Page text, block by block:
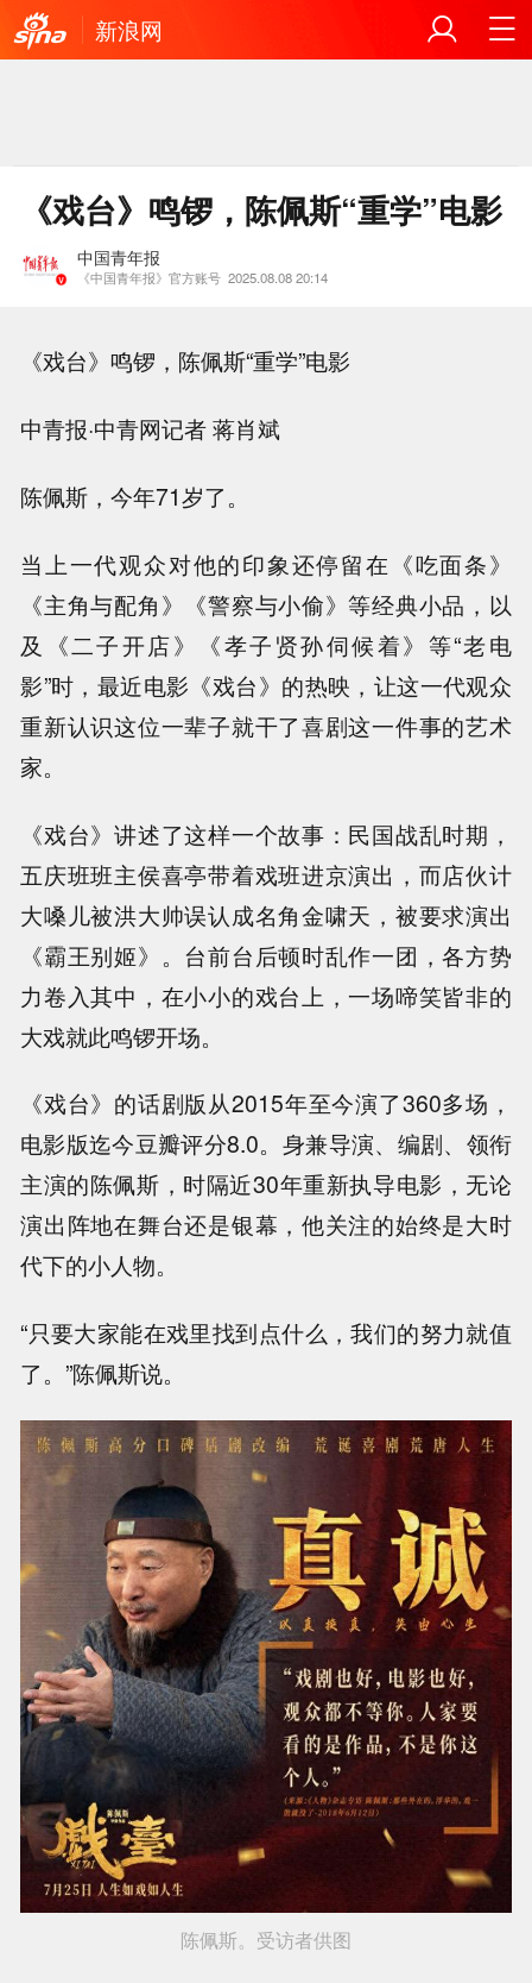
新浪网
《戏台》鸣锣，陈佩斯“重学”电影
中国青年报
《中国青年报》官方账号 2025.08.08 20:14
《戏台》鸣锣，陈佩斯“重学”电影
中青报·中青网记者 蒋肖斌
陈佩斯，今年71岁了。
当上一代观众对他的印象还停留在《吃面条》
《主角与配角》《警察与小偷》等经典小品，以
及《二子开店》《孝子贤孙伺候着》等“老电
影”时，最近电影《戏台》的热映，让这一代观众
重新认识这位一辈子就干了喜剧这一件事的艺术
家。
《戏台》讲述了这样一个故事：民国战乱时期，
五庆班班主侯喜亭带着戏班进京演出，而店伙计
大嗓儿被洪大帅误认成名角金啸天，被要求演出
《霸王别姬》。台前台后顿时乱作一团，各方势
力卷入其中，在小小的戏台上，一场啼笑皆非的
大戏就此鸣锣开场。
《戏台》的话剧版从2015年至今演了360多场，
电影版迄今豆瓣评分8.0。身兼导演、编剧、领衔
主演的陈佩斯，时隔近30年重新执导电影，无论
演出阵地在舞台还是银幕，他关注的始终是大时
代下的小人物。
“只要大家能在戏里找到点什么，我们的努力就值
了。”陈佩斯说。
陈佩斯。受访者供图